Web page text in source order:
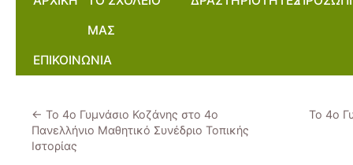
ΜΑΣ
ΕΠΙΚΟΙΝΩΝΙΑ
← Το 4ο Γυμνάσιο Κοζάνης στο 4ο
Πανελλήνιο Μαθητικό Συνέδριο Τοπικής
Ιστορίας
Το 4ο